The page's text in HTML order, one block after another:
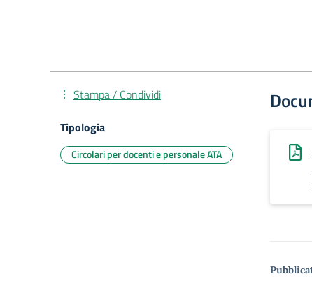
Stampa / Condividi
Tipologia
Circolari per docenti e personale ATA